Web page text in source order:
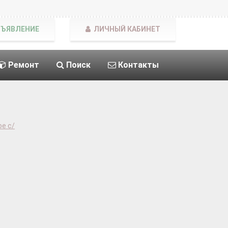
Ремонт Поиск Контакты
ЛИЧНЫЙ КАБИНЕТ
с/